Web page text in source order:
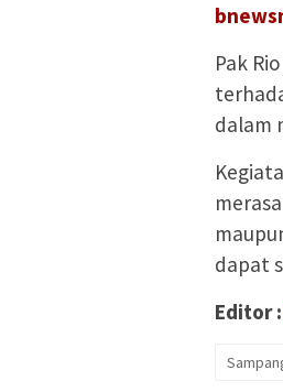
Pak
dalam
dapat
Editor :